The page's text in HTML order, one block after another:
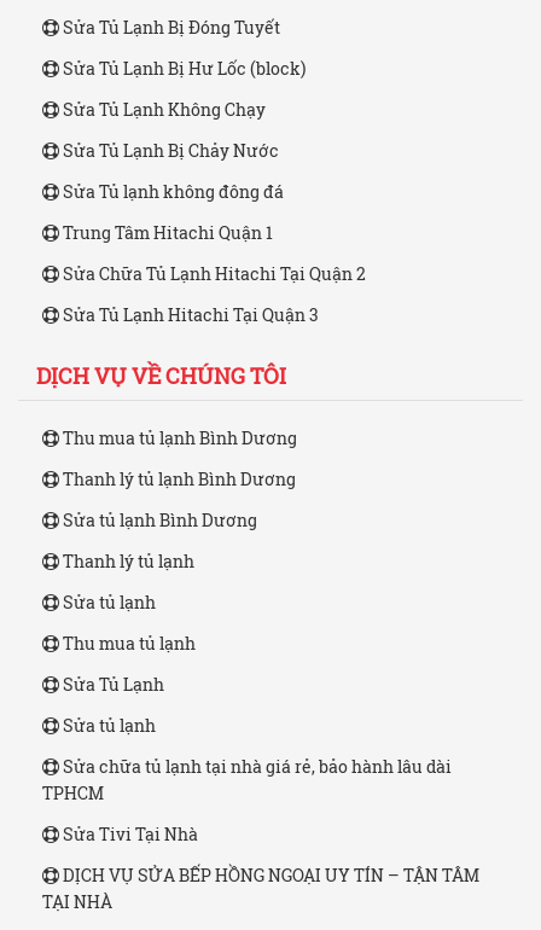
Sửa Tủ Lạnh Bị Đóng Tuyết
Sửa Tủ Lạnh Bị Hư Lốc (block)
Sửa Tủ Lạnh Không Chạy
Sửa Tủ Lạnh Bị Chảy Nước
Sửa Tủ lạnh không đông đá
Trung Tâm Hitachi Quận 1
Sửa Chữa Tủ Lạnh Hitachi Tại Quận 2
Sửa Tủ Lạnh Hitachi Tại Quận 3
DỊCH VỤ VỀ CHÚNG TÔI
Thu mua tủ lạnh Bình Dương
Thanh lý tủ lạnh Bình Dương
Sửa tủ lạnh Bình Dương
Thanh lý tủ lạnh
Sửa tủ lạnh
Thu mua tủ lạnh
Sửa Tủ Lạnh
Sửa tủ lạnh
Sửa chữa tủ lạnh tại nhà giá rẻ, bảo hành lâu dài
TPHCM
Sửa Tivi Tại Nhà
DỊCH VỤ SỬA BẾP HỒNG NGOẠI UY TÍN – TẬN TÂM
TẠI NHÀ